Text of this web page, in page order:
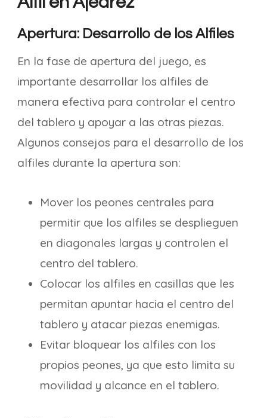
Apertura: Desarrollo de los Alfiles
En la fase de apertura del juego, es
importante desarrollar los alfiles de
manera efectiva para controlar el centro
del tablero y apoyar a las otras piezas.
Algunos consejos para el desarrollo de los
alfiles durante la apertura son:
Mover los peones centrales para
permitir que los alfiles se desplieguen
en diagonales largas y controlen el
centro del tablero.
Colocar los alfiles en casillas que les
permitan apuntar hacia el centro del
tablero y atacar piezas enemigas.
Evitar bloquear los alfiles con los
propios peones, ya que esto limita su
movilidad y alcance en el tablero.